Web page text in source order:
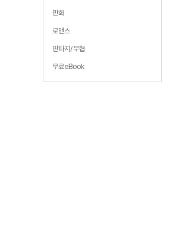
만화
로맨스
판타지/무협
무료eBook